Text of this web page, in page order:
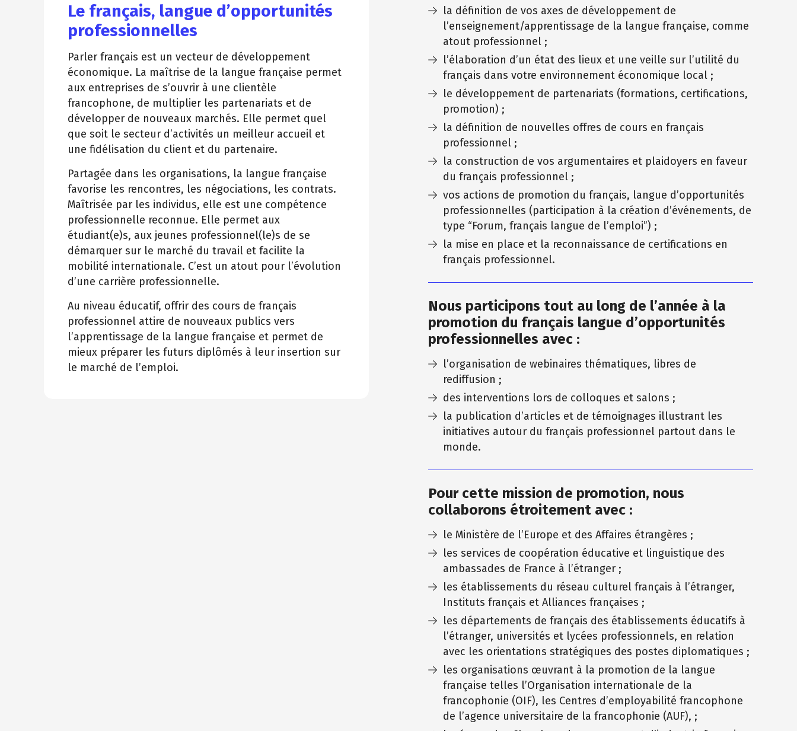
Le français, langue d’opportunités
professionnelles
Parler français est un vecteur de développement
économique. La maîtrise de la langue française permet
aux entreprises de s’ouvrir à une clientèle
francophone, de multiplier les partenariats et de
développer de nouveaux marchés. Elle permet quel
que soit le secteur d’activités un meilleur accueil et
une fidélisation du client et du partenaire.
Partagée dans les organisations, la langue française
favorise les rencontres, les négociations, les contrats.
Maîtrisée par les individus, elle est une compétence
professionnelle reconnue. Elle permet aux
étudiant(e)s, aux jeunes professionnel(le)s de se
démarquer sur le marché du travail et facilite la
mobilité internationale. C’est un atout pour l’évolution
d’une carrière professionnelle.
Au niveau éducatif, offrir des cours de français
professionnel attire de nouveaux publics vers
l’apprentissage de la langue française et permet de
mieux préparer les futurs diplômés à leur insertion sur
le marché de l’emploi.
la définition de vos axes de développement de
l’enseignement/apprentissage de la langue française, comme
atout professionnel ;
l’élaboration d’un état des lieux et une veille sur l’utilité du
français dans votre environnement économique local ;
le développement de partenariats (formations, certifications,
promotion) ;
la définition de nouvelles offres de cours en français
professionnel ;
la construction de vos argumentaires et plaidoyers en faveur
du français professionnel ;
vos actions de promotion du français, langue d’opportunités
professionnelles (participation à la création d’événements, de
type “Forum, français langue de l’emploi”) ;
la mise en place et la reconnaissance de certifications en
français professionnel.
Nous participons tout au long de l’année à la
promotion du français langue d’opportunités
professionnelles avec :
l’organisation de webinaires thématiques, libres de
rediffusion ;
des interventions lors de colloques et salons ;
la publication d’articles et de témoignages illustrant les
initiatives autour du français professionnel partout dans le
monde.
Pour cette mission de promotion, nous
collaborons étroitement avec :
le Ministère de l’Europe et des Affaires étrangères ;
les services de coopération éducative et linguistique des
ambassades de France à l’étranger ;
les établissements du réseau culturel français à l’étranger,
Instituts français et Alliances françaises ;
les départements de français des établissements éducatifs à
l’étranger, universités et lycées professionnels, en relation
avec les orientations stratégiques des postes diplomatiques ;
les organisations œuvrant à la promotion de la langue
française telles l’Organisation internationale de la
francophonie (OIF), les Centres d’employabilité francophone
de l’agence universitaire de la francophonie (AUF), ;